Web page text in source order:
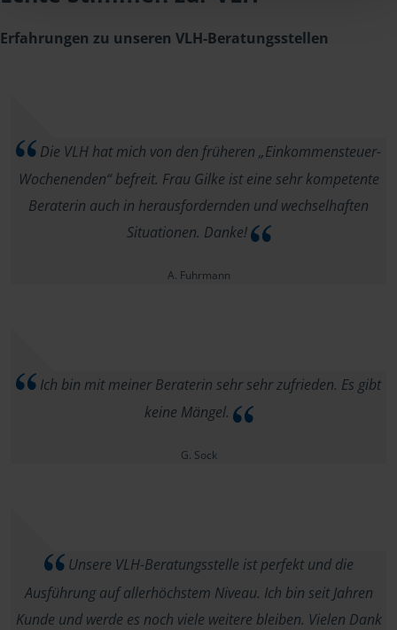
Erfahrungen zu unseren VLH-Beratungsstellen
Die VLH hat mich von den früheren „Einkommensteuer-
Wochenenden“ befreit. Frau Gilke ist eine sehr kompetente
Beraterin auch in herausfordernden und wechselhaften
Situationen. Danke!
A. Fuhrmann
Ich bin mit meiner Beraterin sehr sehr zufrieden. Es gibt
keine Mängel.
G. Sock
Unsere VLH-Beratungsstelle ist perfekt und die
Ausführung auf allerhöchstem Niveau. Ich bin seit Jahren
Kunde und werde es noch viele weitere bleiben. Vielen Dank